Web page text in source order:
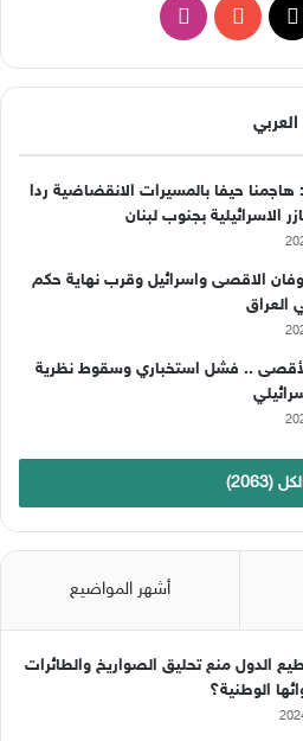
X
Y
u
T
ن
ت
ق
هاجمنا حيفا بالمسيرات الانقضاضية ردا
الاسرائيلية بجنوب لبنان
الاقصى واسرائيل وقرب نهاية حكم
العراق
.. فشل استخباري وسقوط نظرية
(2063)
أشهر المواضيع
الدول منع تحليق الصواريخ والطائرات
الوطنية؟